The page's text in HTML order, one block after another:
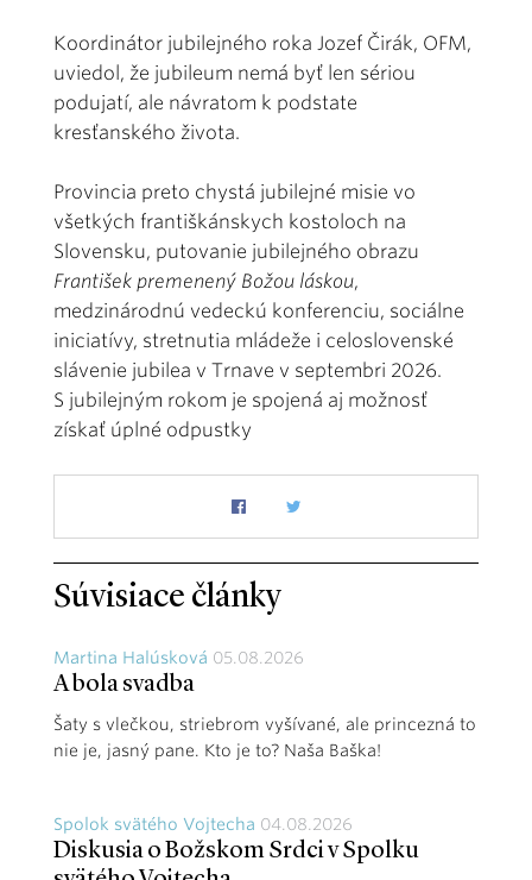
Koordinátor jubilejného roka Jozef Čirák, OFM,
uviedol, že jubileum nemá byť len sériou
podujatí, ale návratom k podstate
kresťanského života.
Provincia preto chystá jubilejné misie vo
všetkých františkánskych kostoloch na
Slovensku, putovanie jubilejného obrazu
František premenený Božou láskou,
medzinárodnú vedeckú konferenciu, sociálne
iniciatívy, stretnutia mládeže i celoslovenské
slávenie jubilea v Trnave v septembri 2026.
S jubilejným rokom je spojená aj možnosť
získať úplné odpustky
Súvisiace články
Martina Halúsková 05.08.2026
A bola svadba
Šaty s vlečkou, striebrom vyšívané, ale princezná to
nie je, jasný pane. Kto je to? Naša Baška!
Spolok svätého Vojtecha 04.08.2026
Diskusia o Božskom Srdci v Spolku